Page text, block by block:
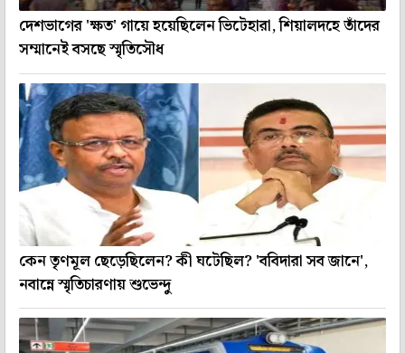
দেশভাগের 'ক্ষত' গায়ে হয়েছিলেন ভিটেহারা, শিয়ালদহে তাঁদের
সম্মানেই বসছে স্মৃতিসৌধ
কেন তৃণমূল ছেড়েছিলেন? কী ঘটেছিল? 'ববিদারা সব জানে',
নবান্নে স্মৃতিচারণায় শুভেন্দু